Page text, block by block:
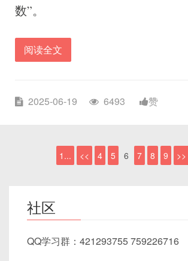
数”。
阅读全文
2025-06-19 6493 赞
1... << 4 5 6 7 8 9 >>
社区
QQ学习群：421293755 759226716